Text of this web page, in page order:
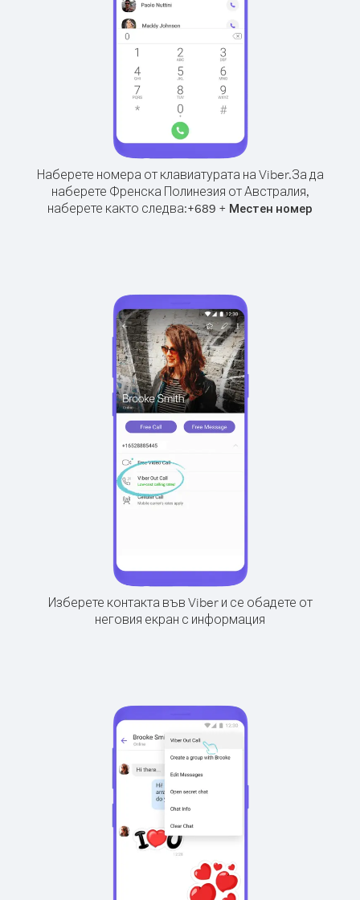
Наберете номера от клавиатурата на Viber.За да
наберете Френска Полинезия от Австралия,
наберете както следва:+689 + Местен номер
Изберете контакта във Viber и се обадете от
неговия екран с информация